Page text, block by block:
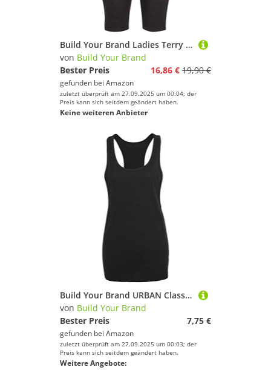
Build Your Brand Ladies Terry 3/4 Jogging Pants - Farbe: Charcoal (Heather) - Größe: XS
von Build Your Brand
Bester Preis
16,86 € 19,90 €
gefunden bei Amazon
zuletzt überprüft am 27.09.2025 um 00:04; der
Preis kann sich seitdem geändert haben.
Keine weiteren Anbieter
Build Your Brand URBAN Classics Ladies Loose Tank BY020, Größe:XL;Farbe:Black
von Build Your Brand
Bester Preis
7,75 €
gefunden bei Amazon
zuletzt überprüft am 27.09.2025 um 00:03; der
Preis kann sich seitdem geändert haben.
Weitere Angebote: